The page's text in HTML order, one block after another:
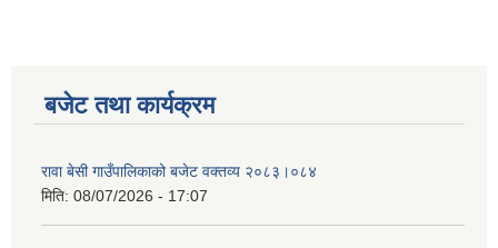
बजेट तथा कार्यक्रम
रावा बेसी गाउँपालिकाको बजेट वक्तव्य २०८३।०८४
मिति: 08/07/2026 - 17:07